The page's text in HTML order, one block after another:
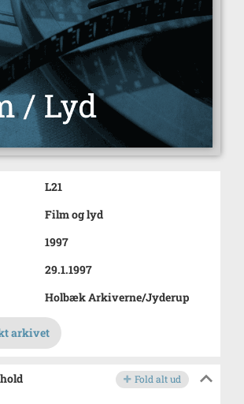
L21
Film og lyd
1997
29.1.1997
Holbæk Arkiverne/Jyderup
arkivet
Fold alt ud